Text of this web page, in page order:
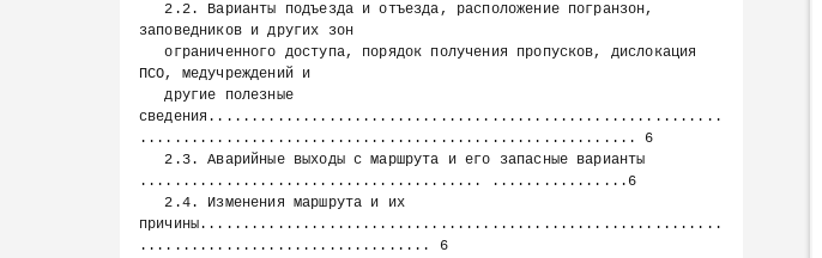
   2.2. Варианты подъезда и отъезда, расположение погранзон,
заповедников и других зон
   ограниченного доступа, порядок получения пропусков, дислокация
ПСО, медучреждений и
   другие полезные
сведения............................................................
.......................................................... 6
   2.3. Аварийные выходы с маршрута и его запасные варианты
........................................ ................6
   2.4. Изменения маршрута и их
причины.............................................................
.................................. 6